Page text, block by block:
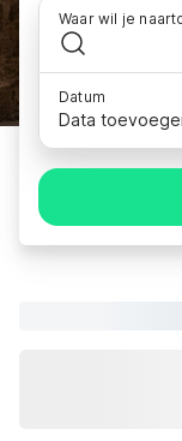
Waar wil je
Datum
Data